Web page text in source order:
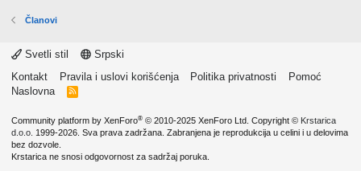
Članovi
Svetli stil
Srpski
Kontakt
Pravila i uslovi korišćenja Politika privatnosti
Pomoć
Naslovna
R
Community platform by XenForo® © 2010-2025 XenForo Ltd. Copyright © Krstarica
d.o.o. 1999-2026. Sva prava zadržana. Zabranjena je reprodukcija u celini i u delovima
bez dozvole.
Krstarica ne snosi odgovornost za sadržaj poruka.